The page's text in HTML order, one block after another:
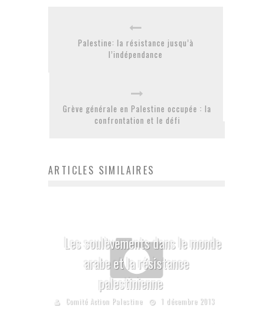
Palestine: la résistance jusqu’à
l’indépendance
Grève générale en Palestine occupée : la
confrontation et le défi
ARTICLES SIMILAIRES
Les soulèvements dans le monde
arabe et la résistance
palestinienne
Comité Action Palestine 1 décembre 2013